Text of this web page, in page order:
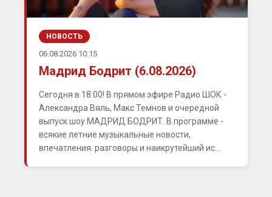
НОВОСТЬ
06.08.2026 10:15
Мадрид Бодрит (6.08.2026)
Сегодня в 18:00! В прямом эфире Радио ШОК -
Александра Вяль, Макс Темнов и очередной
выпуск шоу МАДРИД БОДРИТ. В программе -
всякие летние музыкальные новости,
впечатления. разговоры и наикрутейший ис...